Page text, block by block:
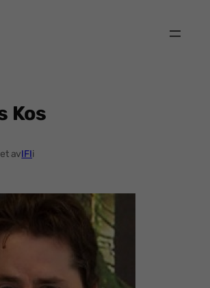
Kos
avIFIi